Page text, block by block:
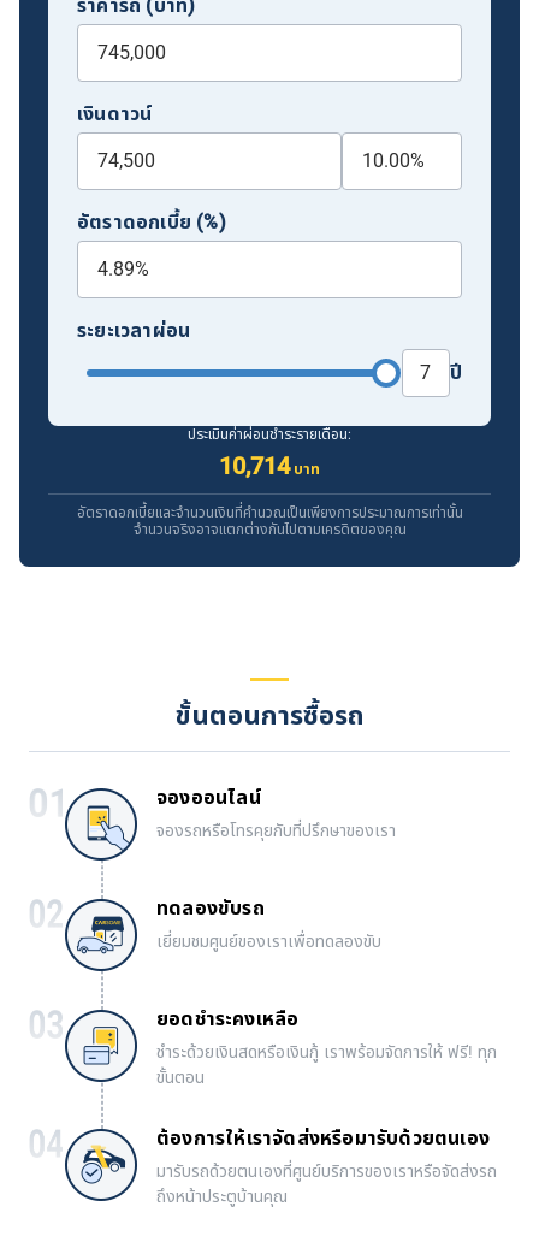
ราคารถ (บาท)
เงินดาวน์
อัตราดอกเบี้ย (%)
ระยะเวลาผ่อน
ปี
ประเมินค่าผ่อนชำระรายเดือน:
10,714 บาท
อัตราดอกเบี้ยและจำนวนเงินที่คำนวณเป็นเพียงการประมาณการเท่านั้น
จำนวนจริงอาจแตกต่างกันไปตามเครดิตของคุณ
ขั้นตอนการซื้อรถ
จองออนไลน์
จองรถหรือโทรคุยกับที่ปรึกษาของเรา
ทดลองขับรถ
เยี่ยมชมศูนย์ของเราเพื่อทดลองขับ
ยอดชำระคงเหลือ
ชำระด้วยเงินสดหรือเงินกู้ เราพร้อมจัดการให้ ฟรี! ทุก
ขั้นตอน
ต้องการให้เราจัดส่งหรือมารับด้วยตนเอง
มารับรถด้วยตนเองที่ศูนย์บริการของเราหรือจัดส่งรถ
ถึงหน้าประตูบ้านคุณ